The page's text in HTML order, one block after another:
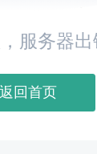
服务器出
返回首页